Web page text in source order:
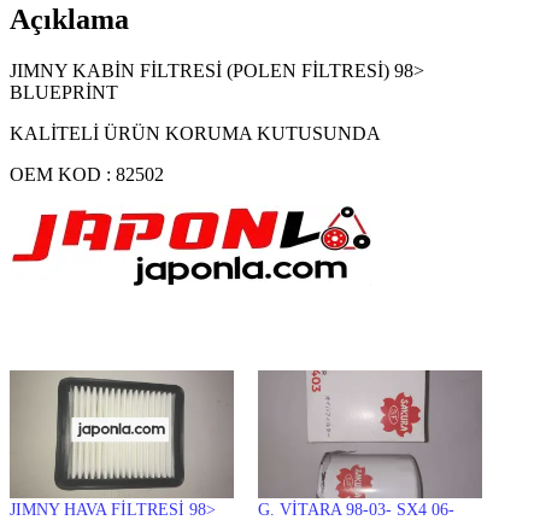
Açıklama
JIMNY KABİN FİLTRESİ (POLEN FİLTRESİ) 98>
BLUEPRİNT
KALİTELİ ÜRÜN KORUMA KUTUSUNDA
OEM KOD : 82502
JIMNY HAVA FİLTRESİ 98>
G. VİTARA 98-03- SX4 06-